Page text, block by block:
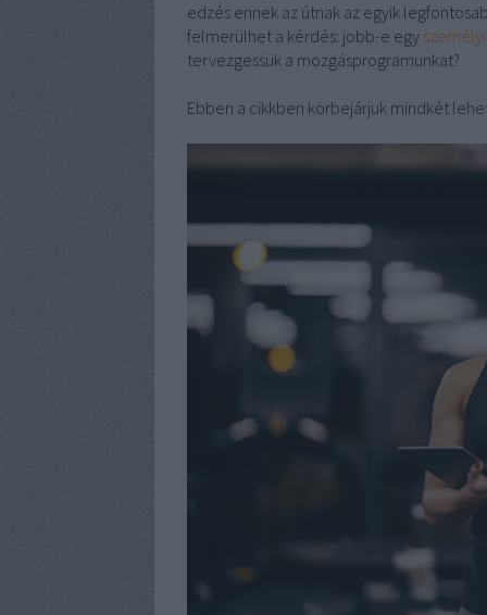
edzés ennek az útnak az egyik
felmerülhet a kérdés: jobb-e egy
tervezgessük a mozgásprogramunkat?
Ebben a cikkben körbejárjuk mindkét